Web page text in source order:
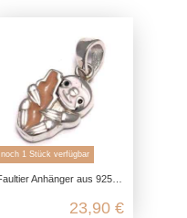
noch 1 Stück verfügbar
Anhänger aus 925 Sterling Silber
23,90 €